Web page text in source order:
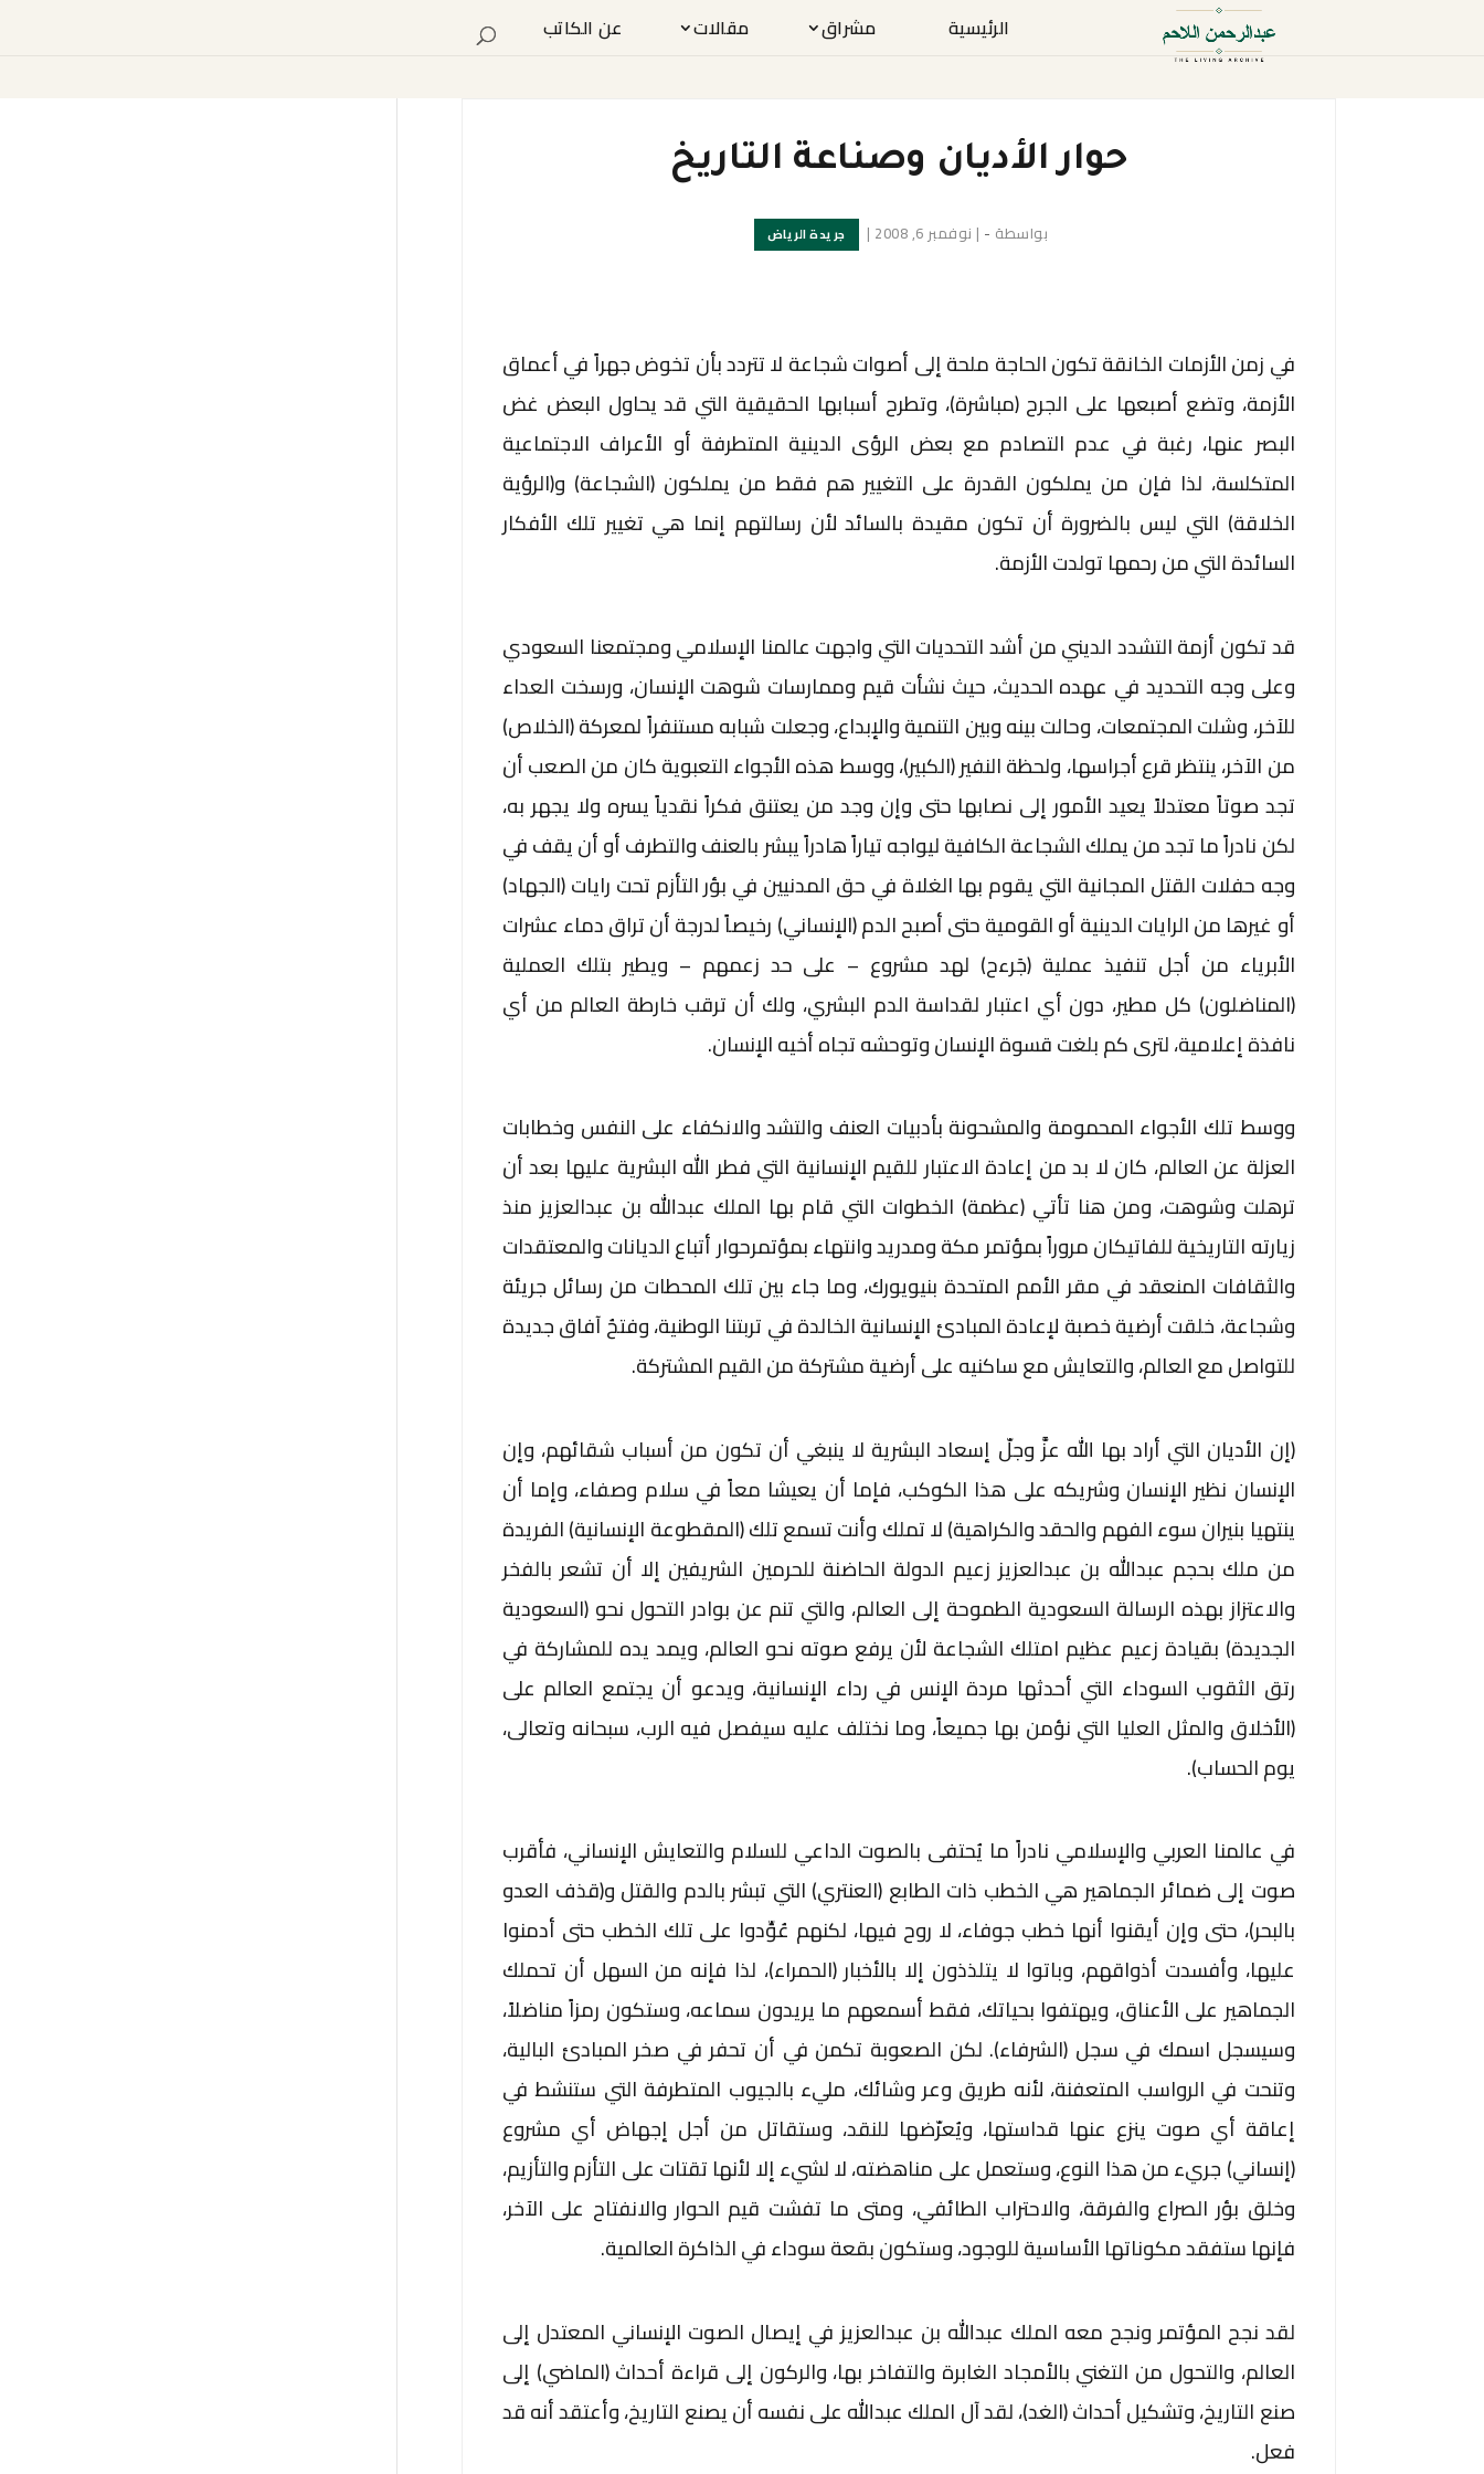
الرئيسية مشراق مقالات عن الكاتب
حوار الأديان وصناعة التاريخ
بواسطة -
| نوفمبر 6, 2008 | جريدة الرياض
في زمن الأزمات الخانقة تكون الحاجة ملحة إلى أصوات شجاعة لا تتردد بأن تخوض جهراً في أعماق
الأزمة، وتضع أصبعها على الجرح (مباشرة)، وتطرح أسبابها الحقيقية التي قد يحاول البعض غض
البصر عنها، رغبة في عدم التصادم مع بعض الرؤى الدينية المتطرفة أو الأعراف الاجتماعية
المتكلسة، لذا فإن من يملكون القدرة على التغيير هم فقط من يملكون (الشجاعة) و(الرؤية
الخلاقة) التي ليس بالضرورة أن تكون مقيدة بالسائد لأن رسالتهم إنما هي تغيير تلك الأفكار
السائدة التي من رحمها تولدت الأزمة.
قد تكون أزمة التشدد الديني من أشد التحديات التي واجهت عالمنا الإسلامي ومجتمعنا السعودي
وعلى وجه التحديد في عهده الحديث، حيث نشأت قيم وممارسات شوهت الإنسان، ورسخت العداء
للآخر، وشلت المجتمعات، وحالت بينه وبين التنمية والإبداع، وجعلت شبابه مستنفراً لمعركة (الخلاص)
من الآخر، ينتظر قرع أجراسها، ولحظة النفير (الكبير)، ووسط هذه الأجواء التعبوية كان من الصعب أن
تجد صوتاً معتدلاً يعيد الأمور إلى نصابها حتى وإن وجد من يعتنق فكراً نقدياً يسره ولا يجهر به،
لكن نادراً ما تجد من يملك الشجاعة الكافية ليواجه تياراً هادراً يبشر بالعنف والتطرف أو أن يقف في
وجه حفلات القتل المجانية التي يقوم بها الغلاة في حق المدنيين في بؤر التأزم تحت رايات (الجهاد)
أو غيرها من الرايات الدينية أو القومية حتى أصبح الدم (الإنساني) رخيصاً لدرجة أن تراق دماء عشرات
الأبرياء من أجل تنفيذ عملية (جَرءح) لهد مشروع – على حد زعمهم – ويطير بتلك العملية
(المناضلون) كل مطير، دون أي اعتبار لقداسة الدم البشري، ولك أن ترقب خارطة العالم من أي
نافذة إعلامية، لترى كم بلغت قسوة الإنسان وتوحشه تجاه أخيه الإنسان.
ووسط تلك الأجواء المحمومة والمشحونة بأدبيات العنف والتشد والانكفاء على النفس وخطابات
العزلة عن العالم، كان لا بد من إعادة الاعتبار للقيم الإنسانية التي فطر الله البشرية عليها بعد أن
ترهلت وشوهت، ومن هنا تأتي (عظمة) الخطوات التي قام بها الملك عبدالله بن عبدالعزيز منذ
زيارته التاريخية للفاتيكان مروراً بمؤتمر مكة ومدريد وانتهاء بمؤتمرحوار أتباع الديانات والمعتقدات
والثقافات المنعقد في مقر الأمم المتحدة بنيويورك، وما جاء بين تلك المحطات من رسائل جريئة
وشجاعة، خلقت أرضية خصبة لإعادة المبادئ الإنسانية الخالدة في تربتنا الوطنية، وفتحُ آفاق جديدة
للتواصل مع العالم، والتعايش مع ساكنيه على أرضية مشتركة من القيم المشتركة.
(إن الأديان التي أراد بها الله عزَّ وجلّ إسعاد البشرية لا ينبغي أن تكون من أسباب شقائهم، وإن
الإنسان نظير الإنسان وشريكه على هذا الكوكب، فإما أن يعيشا معاً في سلام وصفاء، وإما أن
ينتهيا بنيران سوء الفهم والحقد والكراهية) لا تملك وأنت تسمع تلك (المقطوعة الإنسانية) الفريدة
من ملك بحجم عبدالله بن عبدالعزيز زعيم الدولة الحاضنة للحرمين الشريفين إلا أن تشعر بالفخر
والاعتزاز بهذه الرسالة السعودية الطموحة إلى العالم، والتي تنم عن بوادر التحول نحو (السعودية
الجديدة) بقيادة زعيم عظيم امتلك الشجاعة لأن يرفع صوته نحو العالم، ويمد يده للمشاركة في
رتق الثقوب السوداء التي أحدثها مردة الإنس في رداء الإنسانية، ويدعو أن يجتمع العالم على
(الأخلاق والمثل العليا التي نؤمن بها جميعاً، وما نختلف عليه سيفصل فيه الرب، سبحانه وتعالى،
يوم الحساب).
في عالمنا العربي والإسلامي نادراً ما يُحتفى بالصوت الداعي للسلام والتعايش الإنساني، فأقرب
صوت إلى ضمائر الجماهير هي الخطب ذات الطابع (العنتري) التي تبشر بالدم والقتل و(قذف العدو
بالبحر)، حتى وإن أيقنوا أنها خطب جوفاء، لا روح فيها، لكنهم عُوِّدوا على تلك الخطب حتى أدمنوا
عليها، وأفسدت أذواقهم، وباتوا لا يتلذذون إلا بالأخبار (الحمراء)، لذا فإنه من السهل أن تحملك
الجماهير على الأعناق، ويهتفوا بحياتك، فقط أسمعهم ما يريدون سماعه، وستكون رمزاً مناضلاً،
وسيسجل اسمك في سجل (الشرفاء). لكن الصعوبة تكمن في أن تحفر في صخر المبادئ البالية،
وتنحت في الرواسب المتعفنة، لأنه طريق وعر وشائك، مليء بالجيوب المتطرفة التي ستنشط في
إعاقة أي صوت ينزع عنها قداستها، ويُعرّضها للنقد، وستقاتل من أجل إجهاض أي مشروع
(إنساني) جريء من هذا النوع، وستعمل على مناهضته، لا لشيء إلا لأنها تقتات على التأزم والتأزيم،
وخلق بؤر الصراع والفرقة، والاحتراب الطائفي، ومتى ما تفشت قيم الحوار والانفتاح على الآخر،
فإنها ستفقد مكوناتها الأساسية للوجود، وستكون بقعة سوداء في الذاكرة العالمية.
لقد نجح المؤتمر ونجح معه الملك عبدالله بن عبدالعزيز في إيصال الصوت الإنساني المعتدل إلى
العالم، والتحول من التغني بالأمجاد الغابرة والتفاخر بها، والركون إلى قراءة أحداث (الماضي) إلى
صنع التاريخ، وتشكيل أحداث (الغد)، لقد آل الملك عبدالله على نفسه أن يصنع التاريخ، وأعتقد أنه قد
فعل.